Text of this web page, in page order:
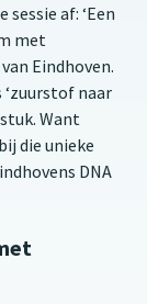
af: ‘Een
met
Eindhoven.
‘zuurstof naar
Want
die unieke
DNA